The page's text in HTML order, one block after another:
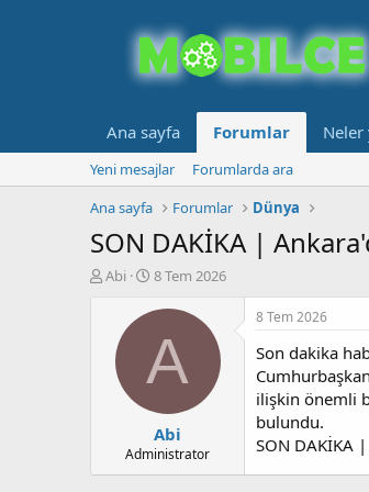
Ana sayfa Forumlar Neler
Yeni mesajlar
Forumlarda ara
Ana sayfa
Forumlar Dünya
SON DAKİKA |
K
l
Abi
B
ş
a
n
ı
ç
t
a
8 Tem 2026
A
Abi
Administrator
8 Tem 2026
Son dakika
ilişkin önemli
bulundu.
SON DAKİKA